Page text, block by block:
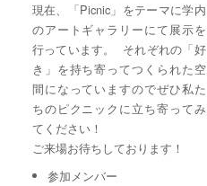
現在、「Picnic」をテーマに学内
のアートギャラリーにて展示を
行っています。 それぞれの「好
き」を持ち寄ってつくられた空
間になっていますのでぜひ私た
ちのピクニックに立ち寄ってみ
てください！
ご来場お待ちしております！
参加メンバー